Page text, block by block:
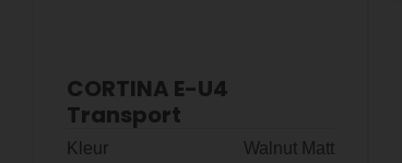
CORTINA E-U4
Transport
Kleur
Walnut Matt